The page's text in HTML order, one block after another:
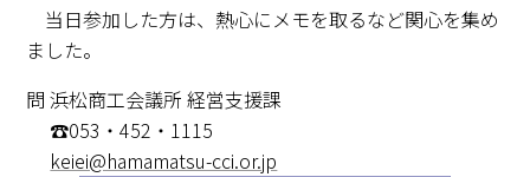
当日参加した方は、熱心にメモを取るなど関心を集め
ました。
問 浜松商工会議所 経営支援課
☎053・452・1115
keiei@hamamatsu-cci.or.jp